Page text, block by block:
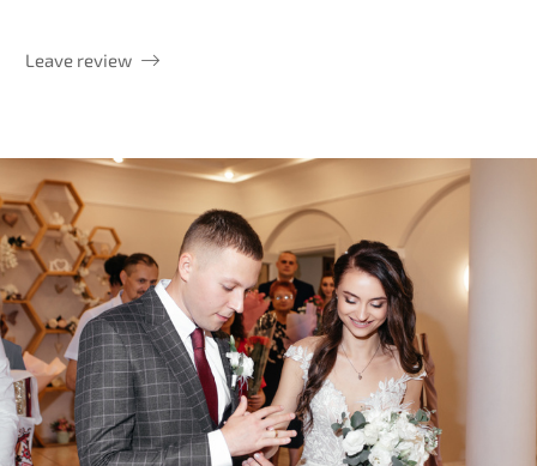
Leave review